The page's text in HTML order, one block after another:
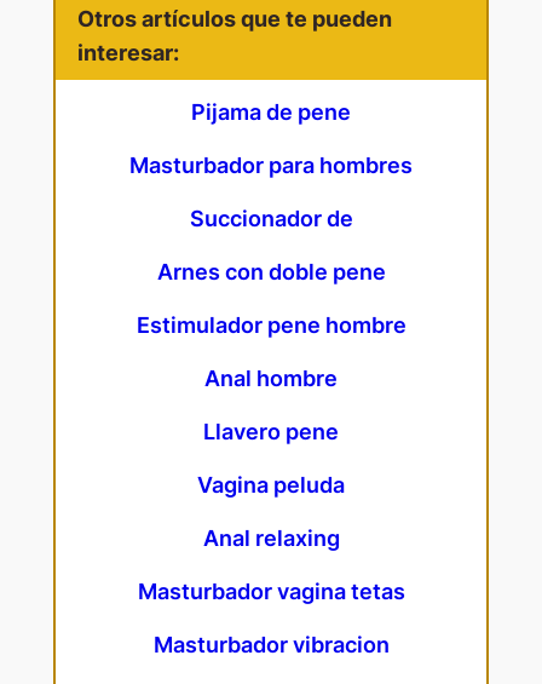
Otros artículos que te pueden
interesar:
Pijama de pene
Masturbador para hombres
Succionador de
Arnes con doble pene
Estimulador pene hombre
Anal hombre
Llavero pene
Vagina peluda
Anal relaxing
Masturbador vagina tetas
Masturbador vibracion